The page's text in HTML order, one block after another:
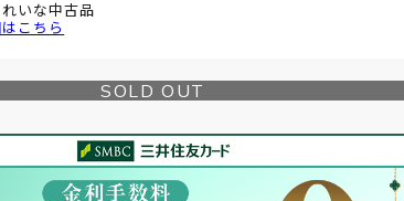
いな中古品
こちら
SOLD OUT